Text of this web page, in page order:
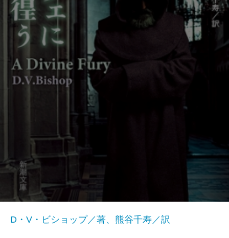
D・V・ビショップ／著、熊谷千寿／訳